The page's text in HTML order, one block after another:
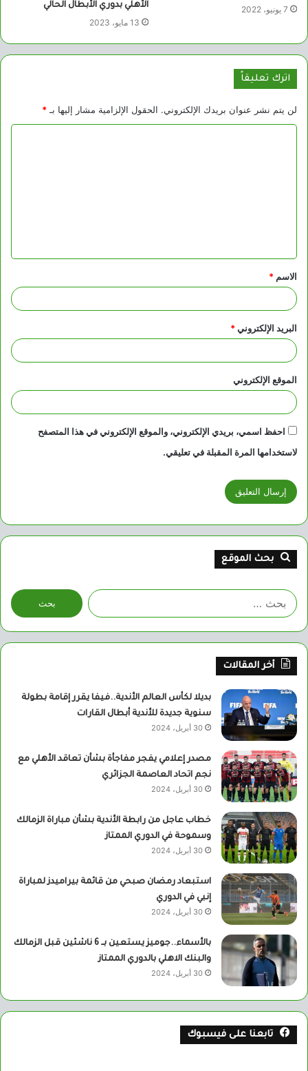
7 يونيو، 2022
الأهلي بدوري الأبطال الحالي
13 مايو، 2023
اترك تعليقاً
لن يتم نشر عنوان بريدك الإلكتروني. الحقول الإلزامية مشار إليها بـ*
ق
*
الاسم *
البريد الإلكتروني*
الموقع الإلكتروني
احفظ اسمي، بريدي الإلكتروني، والموقع الإلكتروني في هذا المتصفح
لاستخدامها المرة المقبلة في تعليقي.
بحث الموقع
البحث
عن:
أخر المقالات
بديلا لكأس العالم الأندية..فيفا يقرر إقامة بطولة
سنوية جديدة للأندية أبطال القارات
30 أبريل، 2024
مصدر إعلامي يفجر مفاجأة بشأن تعاقد الأهلي مع
نجم اتحاد العاصمة الجزائري
30 أبريل، 2024
خطاب عاجل من رابطة الأندية بشأن مباراة الزمالك
وسموحة في الدوري الممتاز
30 أبريل، 2024
استبعاد رمضان صبحي من قائمة بيراميدز لمباراة
إنبي في الدوري
30 أبريل، 2024
بالأسماء..جوميز يستعين بــ 6 ناشئين قبل الزمالك
والبنك الاهلي بالدوري الممتاز
30 أبريل، 2024
تابعنا على فيسبوك